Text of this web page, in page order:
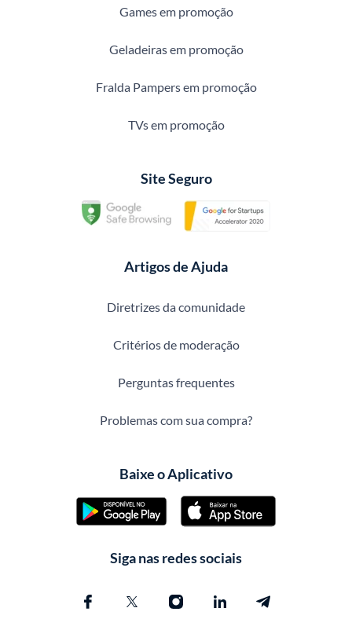
Games em promoção
Geladeiras em promoção
Fralda Pampers em promoção
TVs em promoção
Site Seguro
Artigos de Ajuda
Diretrizes da comunidade
Critérios de moderação
Perguntas frequentes
Problemas com sua compra?
Baixe o Aplicativo
Siga nas redes sociais